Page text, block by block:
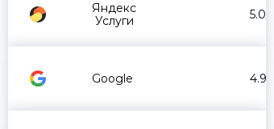
Яндекс
Услуги
5.0
Google 4.9